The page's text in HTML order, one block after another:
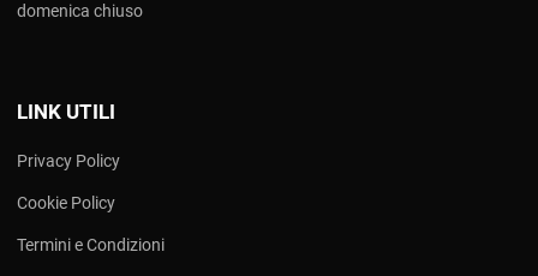
domenica chiuso
LINK UTILI
Privacy Policy
Cookie Policy
Termini e Condizioni